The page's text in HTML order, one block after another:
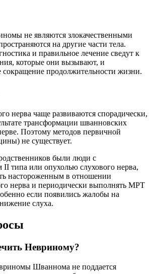
не являются злокачественными
на другие части тела.
и правильное лечение сведут к
которые они вызывают, и
сокращение продолжительности жизни.
нерва чаще развиваются спорадически,
трансформации шванновских
Поэтому методов первичной
не существует.
были люди с
II типа или опухолью слухового нерва,
настороженным в отношении
нерва и периодически выполнять МРТ
если появились жалобы на
слуха.
Невриному?
Шваннома не поддается